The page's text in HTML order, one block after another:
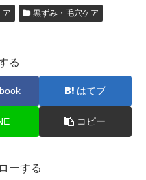
ア
黒ずみ・毛穴ケア
る
はてブ
コピー
ーする